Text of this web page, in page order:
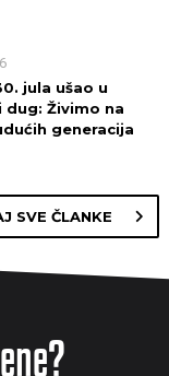
jula ušao u
dug: Živimo na
generacija
SVE ČLANKE